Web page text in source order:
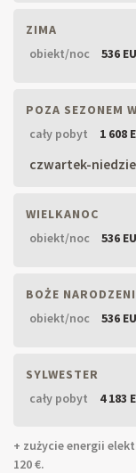
ZIMA
obiekt/noc
536
POZA SEZONEM
cały pobyt
1 608
czwartek-
WIELKANOC
obiekt/noc
536
BOŻE
obiekt/noc
536
SYLWESTER
cały pobyt
4 183
+ zużycie energii
120 €.